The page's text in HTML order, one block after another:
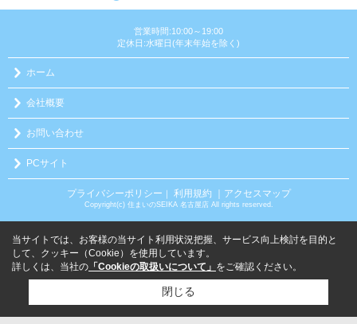
営業時間:10:00～19:00
定休日:水曜日(年末年始を除く)
ホーム
会社概要
お問い合わせ
PCサイト
プライバシーポリシー ｜ 利用規約 ｜アクセスマップ
Copyright(c) 住まいのSEIKA 名古屋店 All rights reserved.
当サイトでは、お客様の当サイト利用状況把握、サービス向上検討を目的と
して、クッキー（Cookie）を使用しています。
詳しくは、当社の 「Cookieの取扱いについて」 をご確認ください。
閉じる